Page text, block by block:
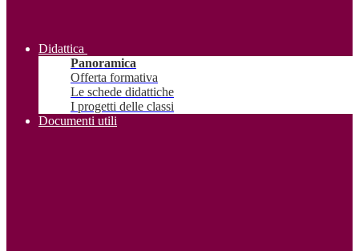
Didattica
Panoramica
Offerta formativa
Le schede didattiche
I progetti delle classi
Documenti utili